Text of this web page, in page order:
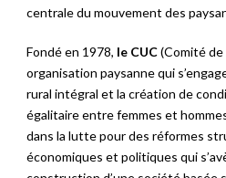
centrale du mouvement des
Fondé en 1978, le CUC(Comité de
organisation paysanne qui
rural intégral et la création de
égalitaire entre femmes et
dans la lutte pour des réformes
économiques et politiques qui